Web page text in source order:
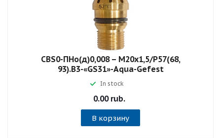
СВS0-ПНо(д)0,008 – М20х1,5/Р57(68,
93).В3-«GS31»-Aqua-Gefest
In stock
0.00 rub.
В корзину